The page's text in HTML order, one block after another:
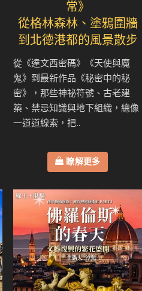
常》
從格林森林、塗鴉圍牆
到北德港都的風景散步
從《達文西密碼》《天使與魔
鬼》到最新作品《秘密中的秘
密》，那些神祕符號、古老建
築、禁忌知識與地下組織，總像
一道道線索，把..
瞭解更多